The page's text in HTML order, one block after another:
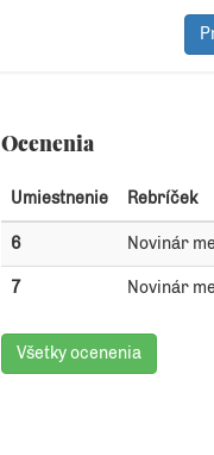
Ocenenia
Umiestnenie Rebríček
6 Novinár
7 Novinár
Všetky ocenenia